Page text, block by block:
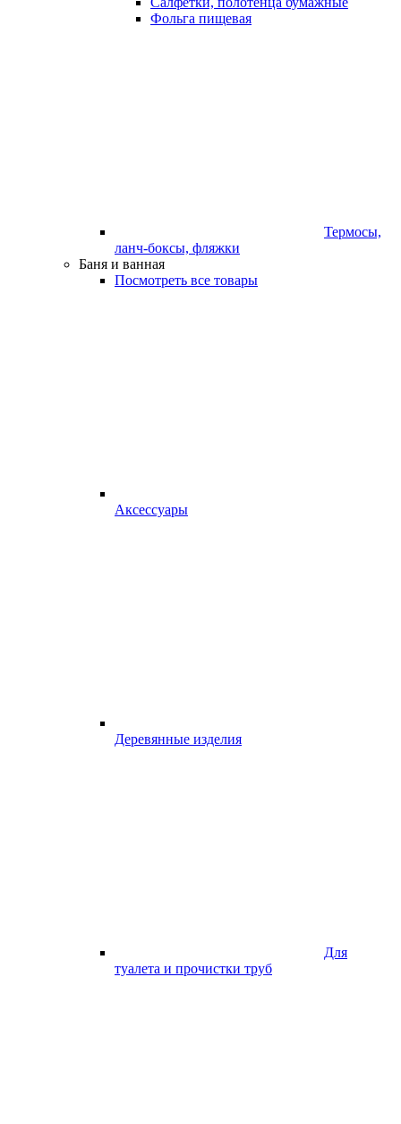
Фольга пищевая
Термосы,
ланч-боксы, фляжки
Баня и ванная
Посмотреть все товары
Аксессуары
Деревянные изделия
Для
туалета и прочистки труб